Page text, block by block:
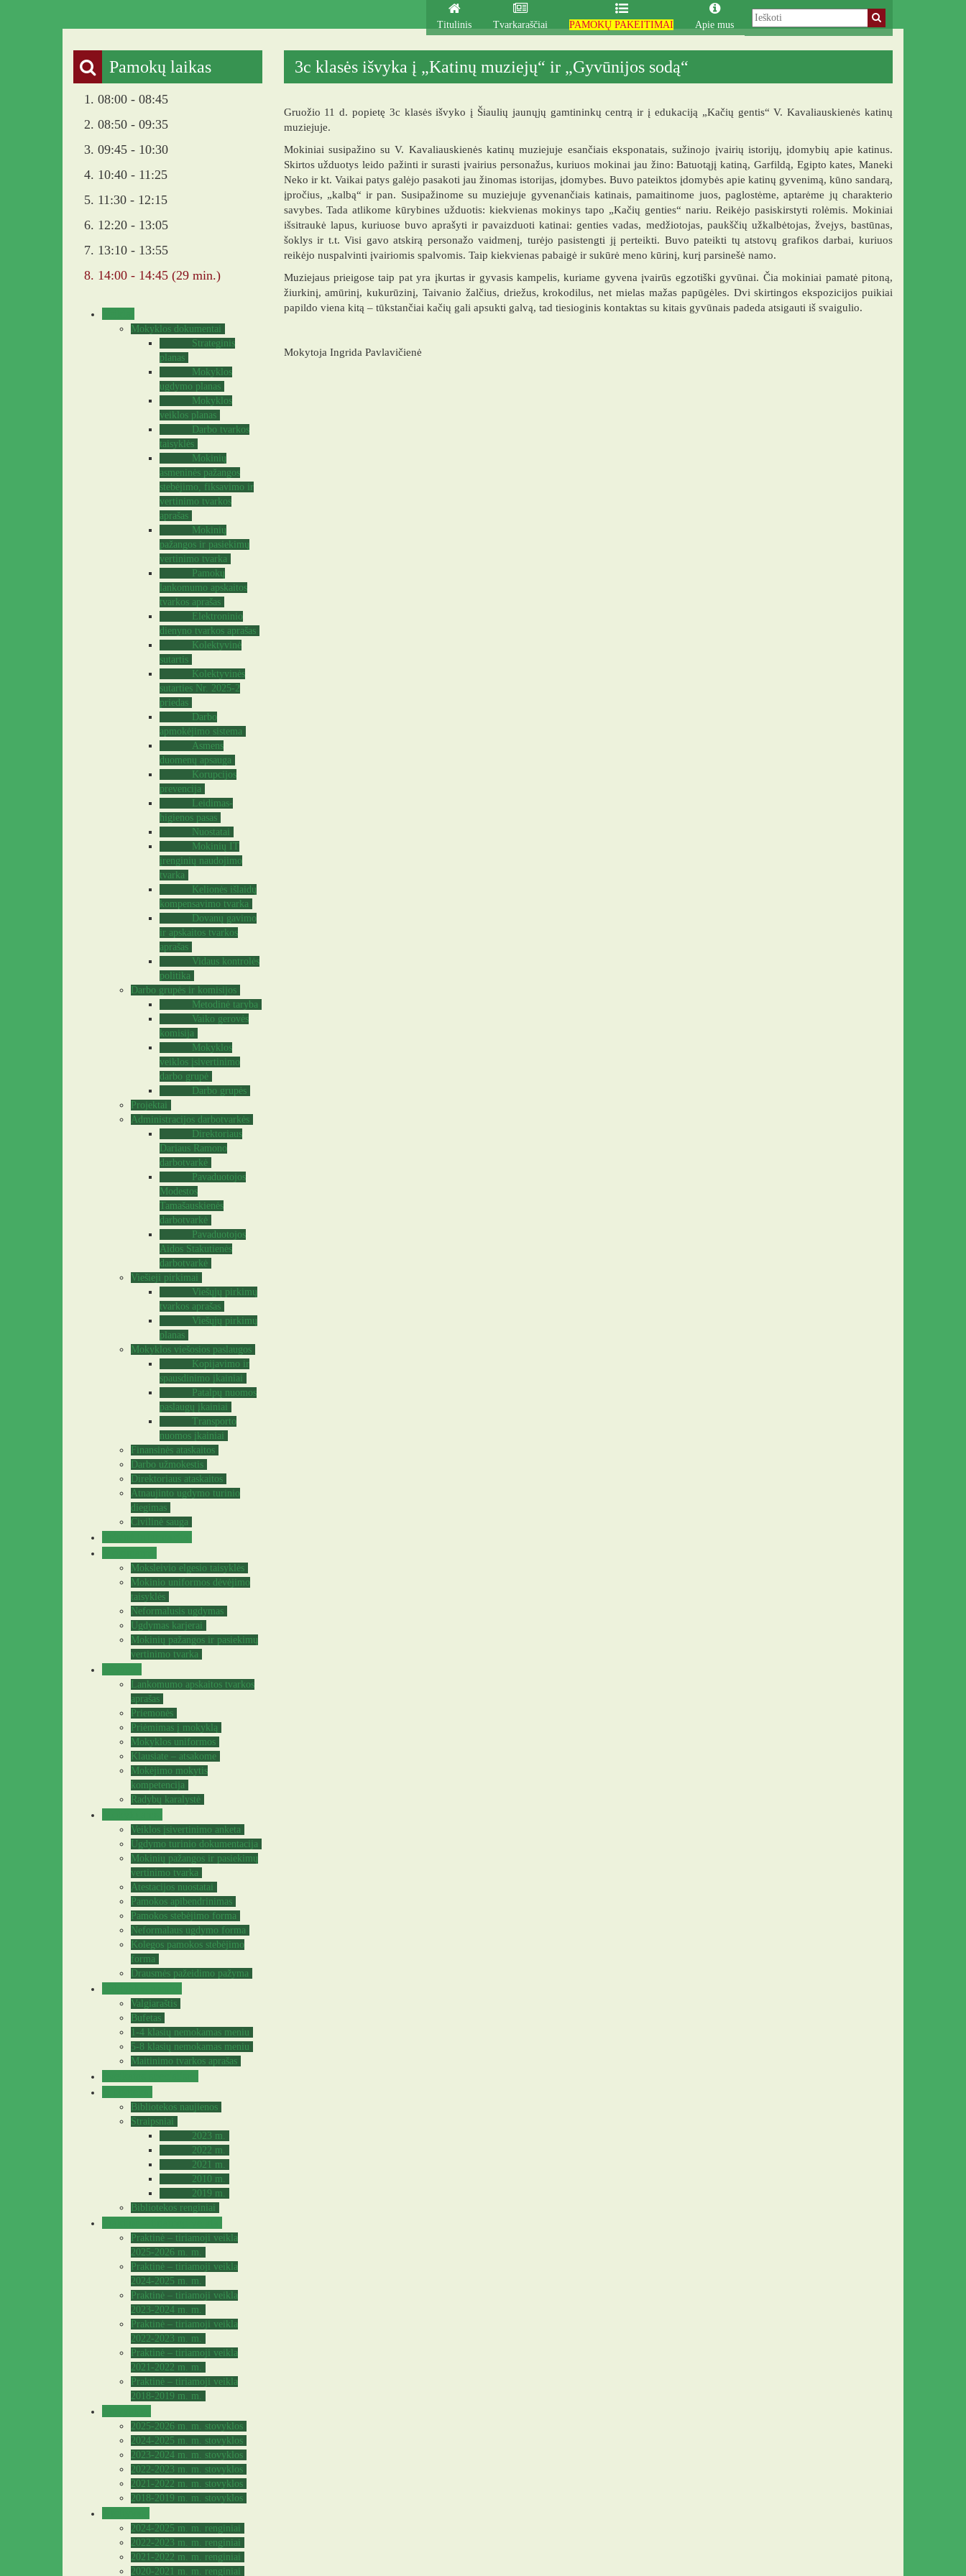
Titulinis Tvarkaraščiai PAMOKŲ PAKEITIMAI Apie mus
Pamokų laikas
1. 08:00 - 08:45
2. 08:50 - 09:35
3. 09:45 - 10:30
4. 10:40 - 11:25
5. 11:30 - 12:15
6. 12:20 - 13:05
7. 13:10 - 13:55
8. 14:00 - 14:45 (29 min.)
Mokyklos dokumentai
Strateginis
planas
Mokyklos
ugdymo planas
Mokyklos
veiklos planas
Darbo tvarkos
taisyklės
Mokinių
asmeninės pažangos
stebėjimo, fiksavimo ir
vertinimo tvarkos
aprašas
Mokinių
pažangos ir pasiekimų
vertinimo tvarka
Pamokų
lankomumo apskaitos
tvarkos aprašas
Elektroninio
dienyno tvarkos aprašas
Kolektyvinė
sutartis
Kolektyvinės
sutarties Nr. 2025-2
priedas
Darbo
apmokėjimo sistema
Asmens
duomenų apsauga
Korupcijos
prevencija
Leidimas-
higienos pasas
Nuostatai
Mokinių IT
įrenginių naudojimo
tvarka
Kelionės išlaidų
kompensavimo tvarka
Dovanų gavimo
ir apskaitos tvarkos
aprašas
Vidaus kontrolės
politika
Darbo grupės ir komisijos
Metodinė taryba
Vaiko gerovės
komisija
Mokyklos
veiklos įsivertinimo
darbo grupė
Darbo grupės
Projektai
Administracijos darbotvarkės
Direktoriaus
Dariaus Ramono
darbotvarkė
Pavaduotojos
Modestos
Tamašauskienės
darbotvarkė
Pavaduotojos
Aidos Stakutienės
darbotvarkė
Viešieji pirkimai
Viešųjų pirkimų
tvarkos aprašas
Viešųjų pirkimų
planas
Mokyklos viešosios paslaugos
Kopijavimo ir
spausdinimo įkainiai
Patalpų nuomos
paslaugų įkainiai
Transporto
nuomos įkainiai
Finansinės ataskaitos
Darbo užmokestis
Direktoriaus ataskaitos
Atnaujinto ugdymo turinio
diegimas
Civilinė sauga
Moksleivio elgesio taisyklės
Mokinio uniformos dėvėjimo
taisyklės
Neformalusis ugdymas
Ugdymas karjerai
Mokinių pažangos ir pasiekimų
vertinimo tvarka
Lankomumo apskaitos tvarkos
aprašas
Priemonės
Priėmimas į mokyklą
Mokyklos uniformos
Klausiate – atsakome
Mokėjimo mokytis
kompetencija
Radybų karalystė
Veiklos įsivertinimo anketa
Ugdymo turinio dokumentacija
Mokinių pažangos ir pasiekimų
vertinimo tvarka
Atestacijos nuostatai
Pamokos apibendrinimas
Pamokos stebėjimo forma
Neformalaus ugdymo forma
Kolegos pamokos stebėjimo
forma
Drausmės pažeidimo pažyma
Valgiaraštis
Bufetas
1-4 klasių nemokamas meniu
5-8 klasių nemokamas meniu
Maitinimo tvarkos aprašas
Bibliotekos naujienos
Straipsniai
2023 m.
2022 m.
2021 m.
2010 m.
2019 m.
Bibliotekos renginiai
Praktinė – tiriamoji veikla
2025-2026 m. m.
Praktinė – tiriamoji veikla
2024-2025 m. m.
Praktinė – tiriamoji veikla
2023-2024 m. m.
Praktinė – tiriamoji veikla
2022-2023 m. m.
Praktinė – tiriamoji veikla
2021-2022 m. m.
Praktinė – tiriamoji veikla
2018-2019 m. m.
2025-2026 m. m. stovyklos
2024-2025 m. m. stovyklos
2023-2024 m. m. stovyklos
2022-2023 m. m. stovyklos
2021-2022 m. m. stovyklos
2018-2019 m. m. stovyklos
2024-2025 m. m. renginiai
2022-2023 m. m. renginiai
2021-2022 m. m. renginiai
2020-2021 m. m. renginiai
3c klasės išvyka į „Katinų muziejų“ ir „Gyvūnijos sodą“
Gruožio 11 d. popietę 3c klasės išvyko į Šiaulių jaunųjų gamtininkų centrą ir į edukaciją „Kačių gentis“ V. Kavaliauskienės katinų
muziejuje.
Mokiniai susipažino su V. Kavaliauskienės katinų muziejuje esančiais eksponatais, sužinojo įvairių istorijų, įdomybių apie katinus.
Skirtos užduotys leido pažinti ir surasti įvairius personažus, kuriuos mokinai jau žino: Batuotąjį katiną, Garfildą, Egipto kates, Maneki
Neko ir kt. Vaikai patys galėjo pasakoti jau žinomas istorijas, įdomybes. Buvo pateiktos įdomybės apie katinų gyvenimą, kūno sandarą,
įpročius, „kalbą“ ir pan. Susipažinome su muziejuje gyvenančiais katinais, pamaitinome juos, paglostėme, aptarėme jų charakterio
savybes. Tada atlikome kūrybines užduotis: kiekvienas mokinys tapo „Kačių genties“ nariu. Reikėjo pasiskirstyti rolėmis. Mokiniai
išsitraukė lapus, kuriuose buvo aprašyti ir pavaizduoti katinai: genties vadas, medžiotojas, paukščių užkalbėtojas, žvejys, bastūnas,
šoklys ir t.t. Visi gavo atskirą personažo vaidmenį, turėjo pasistengti jį perteikti. Buvo pateikti tų atstovų grafikos darbai, kuriuos
reikėjo nuspalvinti įvairiomis spalvomis. Taip kiekvienas pabaigė ir sukūrė meno kūrinį, kurį parsinešė namo.
Muziejaus prieigose taip pat yra įkurtas ir gyvasis kampelis, kuriame gyvena įvairūs egzotiški gyvūnai. Čia mokiniai pamatė pitoną,
žiurkinį, amūrinį, kukurūzinį, Taivanio žalčius, driežus, krokodilus, net mielas mažas papūgėles. Dvi skirtingos ekspozicijos puikiai
papildo viena kitą – tūkstančiai kačių gali apsukti galvą, tad tiesioginis kontaktas su kitais gyvūnais padeda atsigauti iš svaigulio.
Mokytoja Ingrida Pavlavičienė